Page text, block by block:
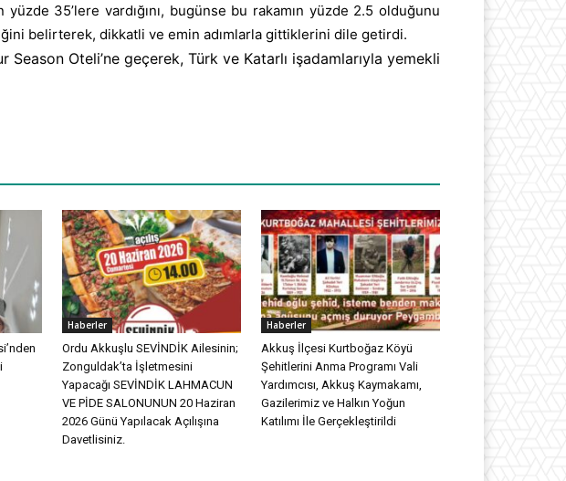
35’lere vardığını, bugünse bu rakamın yüzde 2.5 olduğunu
belirterek, dikkatli ve emin adımlarla gittiklerini dile getirdi.
Season Oteli’ne geçerek, Türk ve Katarlı işadamlarıyla yemekli
Haberler
Ordu Akkuşlu SEVİNDİK Ailesinin;
Zonguldak’ta İşletmesini
Yapacağı SEVİNDİK LAHMACUN
VE PİDE SALONUNUN 20 Haziran
2026 Günü Yapılacak Açılışına
Davetlisiniz.
Haberler
Akkuş İlçesi Kurtboğaz Köyü
Şehitlerini Anma Programı Vali
Yardımcısı, Akkuş Kaymakamı,
Gazilerimiz ve Halkın Yoğun
Katılımı İle Gerçekleştirildi